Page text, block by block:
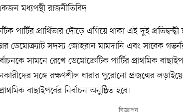
মধ্যপন্থী রাজনীতিবিদ।
পার্টির প্রার্থিতার দৌড়ে এগিয়ে থাকা এই দুই
ডেমোক্র্যাট সদস্য জোহরান মামদানি এবং সাবেক
সামনে রেখে ডেমোক্রেটিক পার্টির প্রাথমিক
সঙ্গে রক্ষণশীল ধারার পুরোনো প্রজন্মের লড়াইয়ের
বাছাইপর্বের নির্বাচন অনুষ্ঠিত হবে।